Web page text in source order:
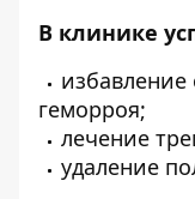
В клинике
избавление
геморроя;
лечение
удаление